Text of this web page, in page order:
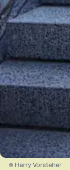
© Harry Vorsteher